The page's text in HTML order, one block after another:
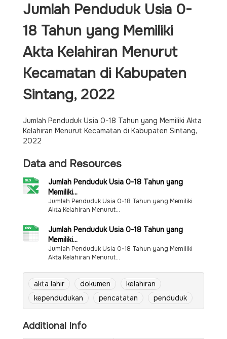
Jumlah Penduduk Usia 0-
18 Tahun yang Memiliki
Akta Kelahiran Menurut
Kecamatan di Kabupaten
Sintang, 2022
Jumlah Penduduk Usia 0-18 Tahun yang Memiliki Akta
Kelahiran Menurut Kecamatan di Kabupaten Sintang,
2022
Data and Resources
Jumlah Penduduk Usia 0-18 Tahun yang
Memiliki...
Jumlah Penduduk Usia 0-18 Tahun yang Memiliki
Akta Kelahiran Menurut...
Jumlah Penduduk Usia 0-18 Tahun yang
Memiliki...
Jumlah Penduduk Usia 0-18 Tahun yang Memiliki
Akta Kelahiran Menurut...
akta lahir dokumen
kelahiran
kependudukan
pencatatan penduduk
Additional Info